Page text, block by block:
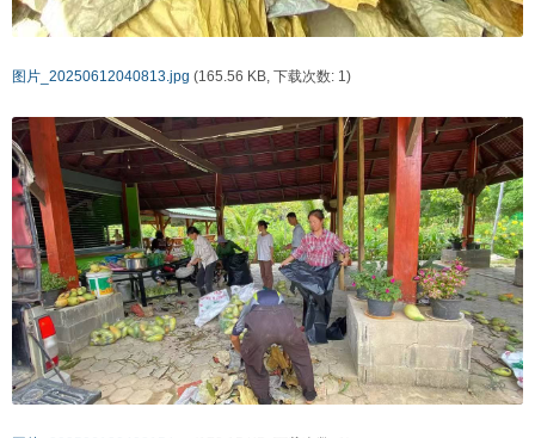
图片_20250612040813.jpg (165.56 KB, 下载次数: 1)